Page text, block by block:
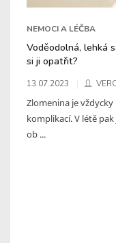
NEMOCI A LÉČBA
Voděodolná, lehká
si ji opatřit?
13.07.2023
Zlomenina je
komplikací. V létě
ob ...